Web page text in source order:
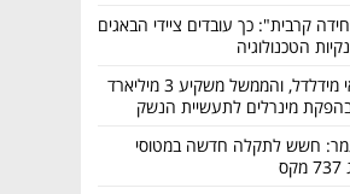
קרבית": כך עובדים ציידי הבאגים
הטכנולוגיה
המלאי מידלדל, והממשל משקיע 3 מיליארד
מינרלים לתעשיית הנשק
חשש לתקלה חדשה במטוסי